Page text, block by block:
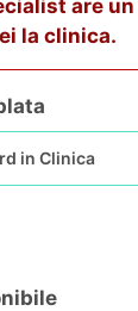
are
la clinica.
in Clinica